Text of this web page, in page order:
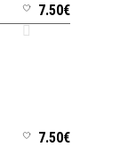
7.50€
7.50€